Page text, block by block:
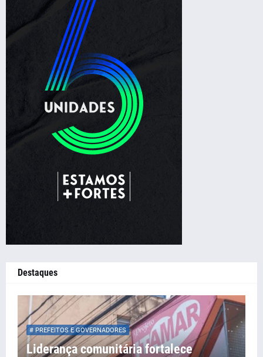
Destaques
# PREFEITOS E GOVERNADORES
Liderança comunitária fortalece